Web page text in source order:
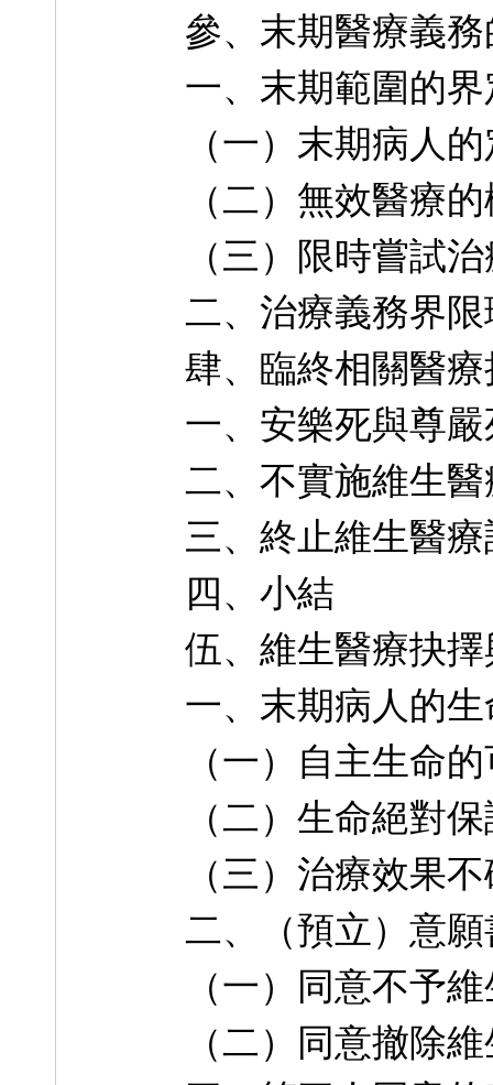
參、末期醫療義
一、末期範圍的界
（一）末期病人
（二）無效醫療
（三）限時嘗試
二、治療義務界
肆、臨終相關醫
一、安樂死與尊
二、不實施維生
三、終止維生醫
四、小結
伍、維生醫療抉
一、末期病人的
（一）自主生命
（二）生命絕對
（三）治療效果
二、（預立）意
（一）同意不予
（二）同意撤除